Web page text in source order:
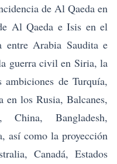
de Al Qaeda en
Al Qaeda e Isis en el
Arabia Saudita e
guerra civil en Siria, la
de Turquía,
en los Rusia, Balcanes,
China, Bangladesh,
así como la proyección
Canadá, Estados